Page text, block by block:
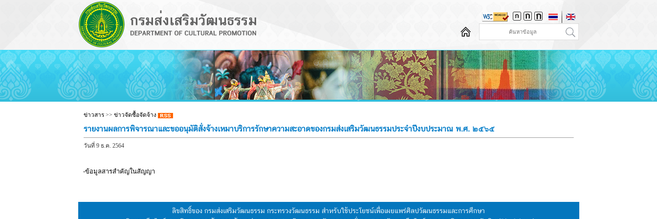
ข่าวสาร >> ข่าวจัดซื้อจัดจ้าง
รายงานผลการพิจารณาและขออนุมัติสั่งจ้างเหมาบริการรักษาความสะอาดของกรมส่งเสริมวัฒนธรรมประจำปีงบประมาณ พ.ศ. ๒๕๖๕
วันที่ 9 ธ.ค. 2564
-ข้อมูลสารสำคัญในสัญญา
ลิขสิทธิ์ของ กรมส่งเสริมวัฒนธรรม กระทรวงวัฒนธรรม สำหรับใช้ประโยชน์เพื่อเผยแพร่ศิลปวัฒนธรรมและการศึกษา